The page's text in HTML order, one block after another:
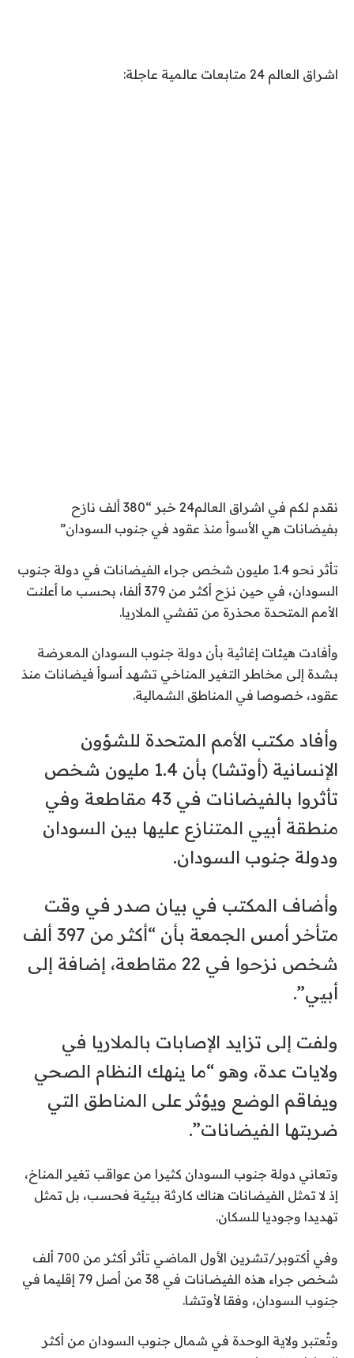
اشراق العالم 24 متابعات عالمية عاجلة:
نقدم لكم في اشراق العالم24 خبر “380 ألف نازح
بفيضانات هي الأسوأ منذ عقود في جنوب السودان”
تأثر نحو 1.4 مليون شخص جراء الفيضانات في دولة جنوب
السودان، في حين نزح أكثر من 379 ألفا، بحسب ما أعلنت
الأمم المتحدة محذرة من تفشي الملاريا.
وأفادت هيئات إغاثية بأن دولة جنوب السودان المعرضة
بشدة إلى مخاطر التغير المناخي تشهد أسوأ فيضانات منذ
عقود، خصوصا في المناطق الشمالية.
وأفاد مكتب الأمم المتحدة للشؤون
الإنسانية (أوتشا) بأن 1.4 مليون شخص
تأثروا بالفيضانات في 43 مقاطعة وفي
منطقة أبيي المتنازع عليها بين السودان
ودولة جنوب السودان.
وأضاف المكتب في بيان صدر في وقت
متأخر أمس الجمعة بأن “أكثر من 397 ألف
شخص نزحوا في 22 مقاطعة، إضافة إلى
أبيي”.
ولفت إلى تزايد الإصابات بالملاريا في
ولايات عدة، وهو “ما ينهك النظام الصحي
ويفاقم الوضع ويؤثر على المناطق التي
ضربتها الفيضانات”.
وتعاني دولة جنوب السودان كثيرا من عواقب تغير المناخ،
إذ لا تمثل الفيضانات هناك كارثة بيئية فحسب، بل تمثل
تهديدا وجوديا للسكان.
وفي أكتوبر/تشرين الأول الماضي تأثر أكثر من 700 ألف
شخص جراء هذه الفيضانات في 38 من أصل 79 إقليما في
جنوب السودان، وفقا لأوتشا.
وتُعتبر ولاية الوحدة في شمال جنوب السودان من أكثر